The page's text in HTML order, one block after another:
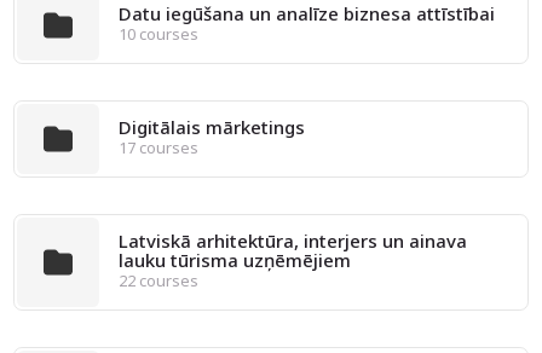
Datu iegūšana un analīze biznesa attīstībai
10 courses
Digitālais mārketings
17 courses
Latviskā arhitektūra, interjers un ainava
lauku tūrisma uzņēmējiem
22 courses